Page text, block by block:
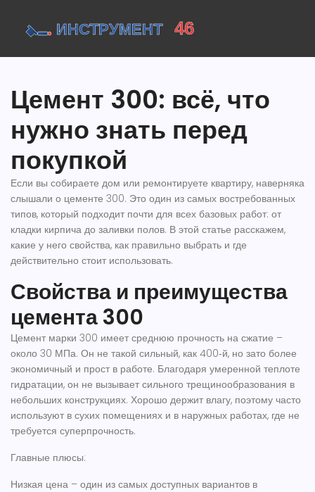
Цемент 300: всё, что
нужно знать перед
покупкой
Если вы собираете дом или ремонтируете квартиру, наверняка
слышали о цементе 300. Это один из самых востребованных
типов, который подходит почти для всех базовых работ: от
кладки кирпича до заливки полов. В этой статье расскажем,
какие у него свойства, как правильно выбрать и где
действительно стоит использовать.
Свойства и преимущества
цемента 300
Цемент марки 300 имеет среднюю прочность на сжатие –
около 30 МПа. Он не такой сильный, как 400‑й, но зато более
экономичный и прост в работе. Благодаря умеренной теплоте
гидратации, он не вызывает сильного трещинообразования в
небольших конструкциях. Хорошо держит влагу, поэтому часто
используют в сухих помещениях и в наружных работах, где не
требуется суперпрочность.
Главные плюсы:
Низкая цена – один из самых доступных вариантов в